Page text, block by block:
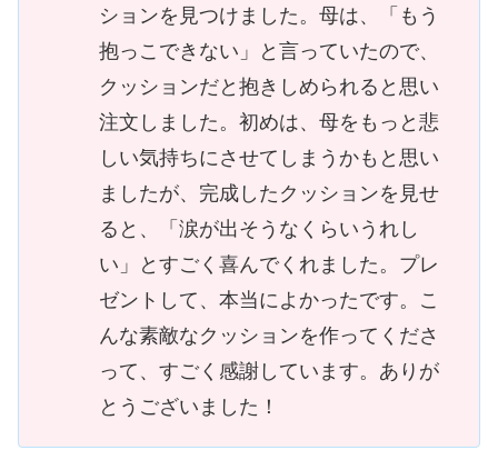
ションを見つけました。母は、「もう
抱っこできない」と言っていたので、
クッションだと抱きしめられると思い
注文しました。初めは、母をもっと悲
しい気持ちにさせてしまうかもと思い
ましたが、完成したクッションを見せ
ると、「涙が出そうなくらいうれし
い」とすごく喜んでくれました。プレ
ゼントして、本当によかったです。こ
んな素敵なクッションを作ってくださ
って、すごく感謝しています。ありが
とうございました！